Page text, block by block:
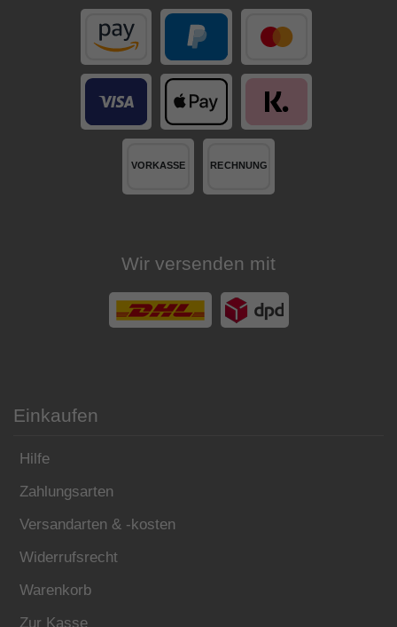
Wir versenden mit
Einkaufen
Hilfe
Zahlungsarten
Versandarten & -kosten
Widerrufsrecht
Warenkorb
Zur Kasse